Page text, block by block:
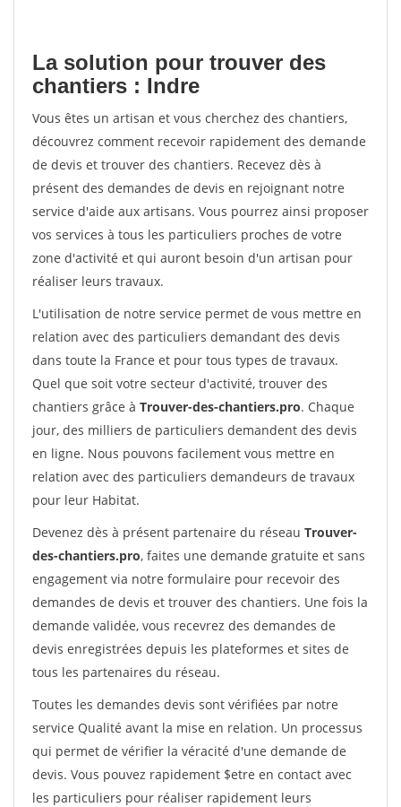
La solution pour trouver des
chantiers : Indre
Vous êtes un artisan et vous cherchez des chantiers,
découvrez comment recevoir rapidement des demande
de devis et trouver des chantiers. Recevez dès à
présent des demandes de devis en rejoignant notre
service d'aide aux artisans. Vous pourrez ainsi proposer
vos services à tous les particuliers proches de votre
zone d'activité et qui auront besoin d'un artisan pour
réaliser leurs travaux.
L'utilisation de notre service permet de vous mettre en
relation avec des particuliers demandant des devis
dans toute la France et pour tous types de travaux.
Quel que soit votre secteur d'activité, trouver des
chantiers grâce à Trouver-des-chantiers.pro. Chaque
jour, des milliers de particuliers demandent des devis
en ligne. Nous pouvons facilement vous mettre en
relation avec des particuliers demandeurs de travaux
pour leur Habitat.
Devenez dès à présent partenaire du réseau Trouver-
des-chantiers.pro, faites une demande gratuite et sans
engagement via notre formulaire pour recevoir des
demandes de devis et trouver des chantiers. Une fois la
demande validée, vous recevrez des demandes de
devis enregistrées depuis les plateformes et sites de
tous les partenaires du réseau.
Toutes les demandes devis sont vérifiées par notre
service Qualité avant la mise en relation. Un processus
qui permet de vérifier la véracité d'une demande de
devis. Vous pouvez rapidement $etre en contact avec
les particuliers pour réaliser rapidement leurs